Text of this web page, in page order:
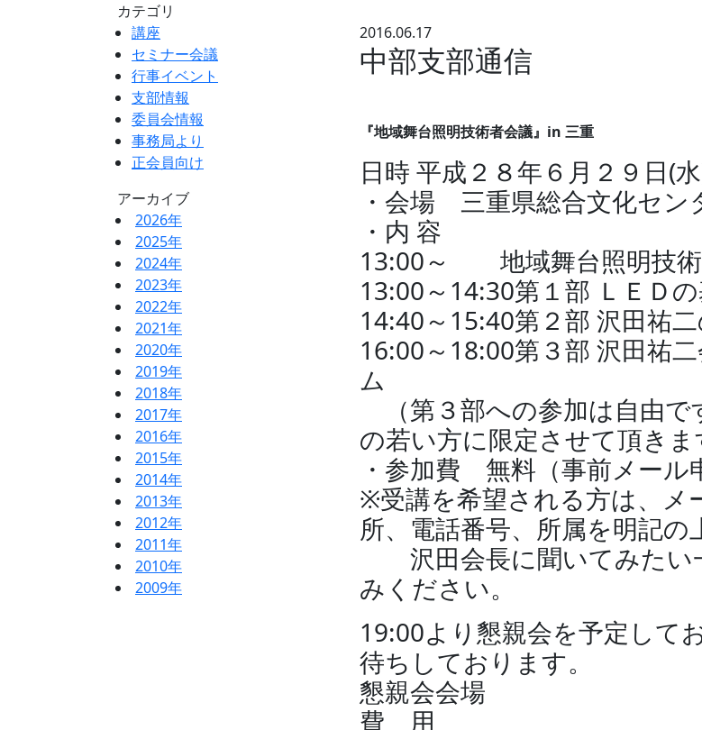
カテゴリ
講座
セミナー会議
行事イベント
支部情報
委員会情報
事務局より
正会員向け
アーカイブ
2026年
2025年
2024年
2023年
2022年
2021年
2020年
2019年
2018年
2017年
2016年
2015年
2014年
2013年
2012年
2011年
2010年
2009年
2016.06.17
中部支部通信
『地域舞台照明技術者会議』in 三重
日時 平成２８年６月２９日(
・会場 三重県総合文化セ
・内 容
13:00～ 地域舞台照明技
13:00～14:30第１部 ＬＥＤ
14:40～15:40第２部 沢田祐
16:00～18:00第３部 沢田祐
ム
（第３部への参加は自由で
の若い方に限定させて頂きま
・参加費 無料（事前メール
※受講を希望される方は、メ
所、電話番号、所属を明記の
沢田会長に聞いてみたい
みください。
19:00より懇親会を予定して
待ちしております。
懇親会会場
費 用